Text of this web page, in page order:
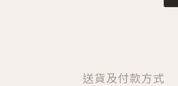
送貨及付款方式